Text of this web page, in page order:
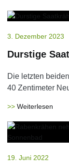
3. Dezember 2023
Durstige
Die letzten
40 Zentimeter
Weiterlesen
19. Juni 2022